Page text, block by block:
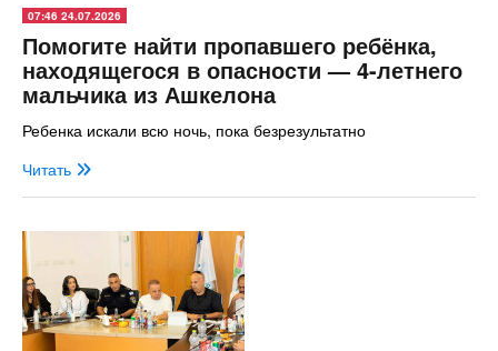
07:46 24.07.2026
Помогите найти пропавшего ребёнка,
находящегося в опасности — 4-летнего
мальчика из Ашкелона
Ребенка искали всю ночь, пока безрезультатно
Читать